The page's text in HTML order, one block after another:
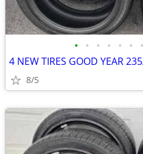
• • • • • • •
4 NEW TIRES GOOD YEAR
8/5